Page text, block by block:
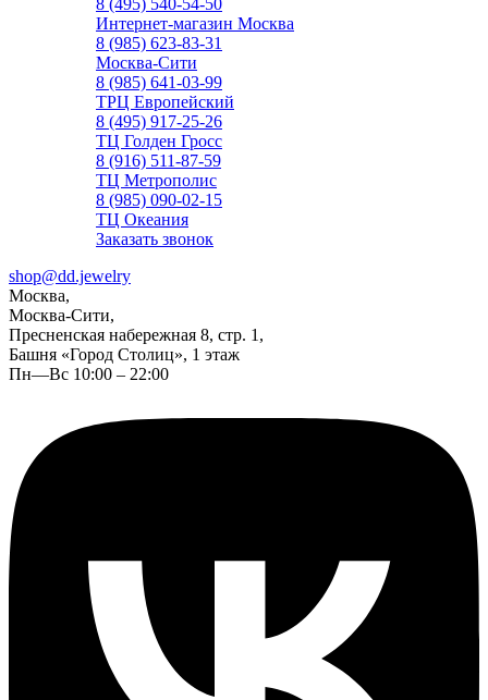
8 (495) 540-54-50
Интернет-магазин Москва
8 (985) 623-83-31
Москва-Сити
8 (985) 641-03-99
ТРЦ Европейский
8 (495) 917-25-26
ТЦ Голден Гросс
8 (916) 511-87-59
ТЦ Метрополис
8 (985) 090-02-15
ТЦ Океания
Заказать звонок
shop@dd.jewelry
Москва,
Москва-Сити,
Пресненская набережная 8, стр. 1,
Башня «Город Столиц», 1 этаж
Пн—Вс 10:00 – 22:00